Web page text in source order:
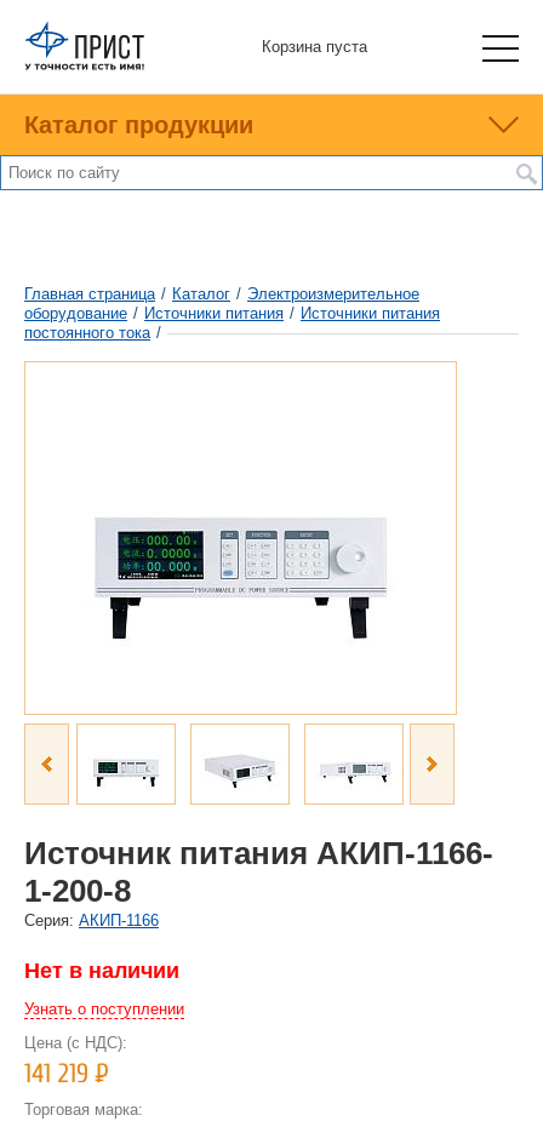
Корзина пуста
Каталог продукции
Главная страница / Каталог / Электроизмерительное
оборудование / Источники питания / Источники питания
постоянного тока /
Источник питания АКИП-1166-
1-200-8
Cерия: АКИП-1166
Нет в наличии
Узнать о поступлении
Цена (с НДС):
141 219Р
Торговая марка: